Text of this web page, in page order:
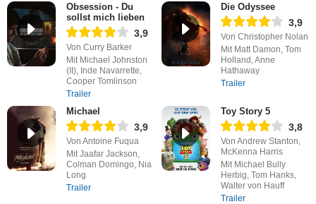
Obsession - Du
sollst mich lieben
3,9
Von Curry Barker
Mit Michael Johnston
(II), Inde Navarrette,
Cooper Tomlinson
Trailer
Die Odyssee
3,9
Von Christopher Nolan
Mit Matt Damon, Tom
Holland, Anne
Hathaway
Trailer
Michael
3,9
Von Antoine Fuqua
Mit Jaafar Jackson,
Colman Domingo, Nia
Long
Trailer
Toy Story 5
3,8
Von Andrew Stanton,
McKenna Harris
Mit Michael Bully
Herbig, Tom Hanks,
Walter von Hauff
Trailer